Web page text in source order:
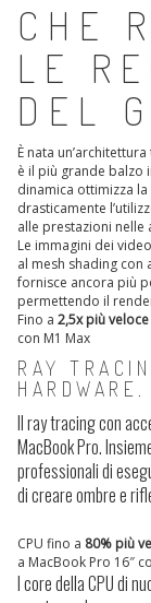
CHE
LE
DEL
È nata
è il più grande balzo
dinamica ottimizza
drasticamente
alle prestazioni nelle
Le immagini dei
al mesh shading con
fornisce ancora più
permettendo il
Fino a 2,5x più
con M1 Max
RAY
HARDWARE.
Il ray tracing con
MacBook Pro.
professionali di
di creareombre e
CPU fino a 80% più
a MacBook Pro 16″
I core della CPU di